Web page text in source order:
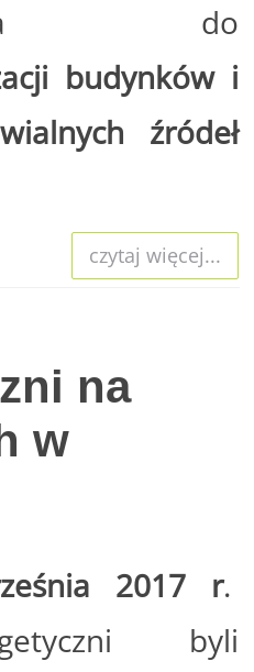
do
budynków i
źródeł
czytaj więcej...
na
w
2017 r.
byli